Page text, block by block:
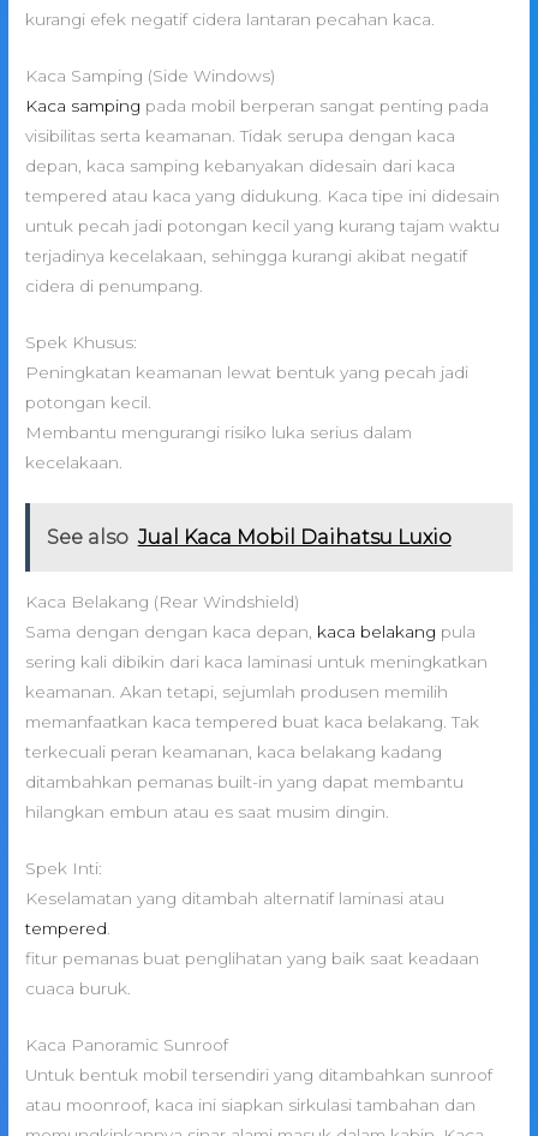
kurangi efek negatif cidera lantaran pecahan kaca.
Kaca Samping (Side Windows)
Kaca samping pada mobil berperan sangat penting pada
visibilitas serta keamanan. Tidak serupa dengan kaca
depan, kaca samping kebanyakan didesain dari kaca
tempered atau kaca yang didukung. Kaca tipe ini didesain
untuk pecah jadi potongan kecil yang kurang tajam waktu
terjadinya kecelakaan, sehingga kurangi akibat negatif
cidera di penumpang.
Spek Khusus:
Peningkatan keamanan lewat bentuk yang pecah jadi
potongan kecil.
Membantu mengurangi risiko luka serius dalam
kecelakaan.
See also Jual Kaca Mobil Daihatsu Luxio
Kaca Belakang (Rear Windshield)
Sama dengan dengan kaca depan, kaca belakang pula
sering kali dibikin dari kaca laminasi untuk meningkatkan
keamanan. Akan tetapi, sejumlah produsen memilih
memanfaatkan kaca tempered buat kaca belakang. Tak
terkecuali peran keamanan, kaca belakang kadang
ditambahkan pemanas built-in yang dapat membantu
hilangkan embun atau es saat musim dingin.
Spek Inti:
Keselamatan yang ditambah alternatif laminasi atau
tempered.
fitur pemanas buat penglihatan yang baik saat keadaan
cuaca buruk.
Kaca Panoramic Sunroof
Untuk bentuk mobil tersendiri yang ditambahkan sunroof
atau moonroof, kaca ini siapkan sirkulasi tambahan dan